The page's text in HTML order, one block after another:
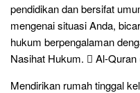
pendidikan dan bersifat
mengenai situasi Anda,
hukum berpengalaman
Nasihat Hukum.  Al-Quran
Mendirikan rumah tinggal